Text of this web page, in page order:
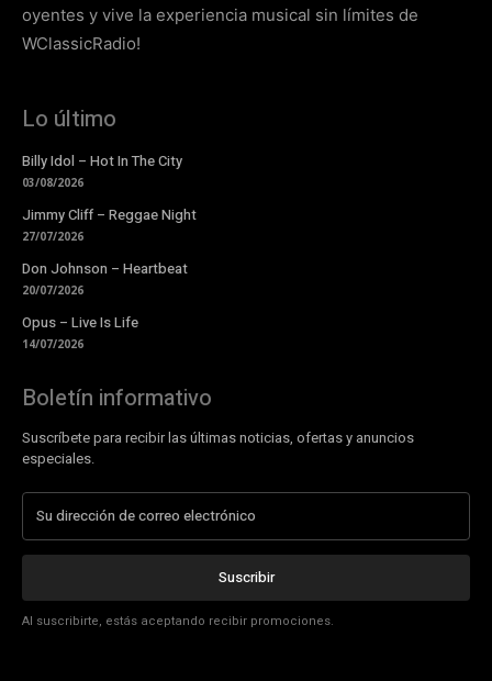
oyentes y vive la experiencia musical sin límites de
WClassicRadio!
Lo último
Billy Idol – Hot In The City
03/08/2026
Jimmy Cliff – Reggae Night
27/07/2026
Don Johnson – Heartbeat
20/07/2026
Opus – Live Is Life
14/07/2026
Boletín informativo
Suscríbete para recibir las últimas noticias, ofertas y anuncios
especiales.
Suscribir
Al suscribirte, estás aceptando recibir promociones.